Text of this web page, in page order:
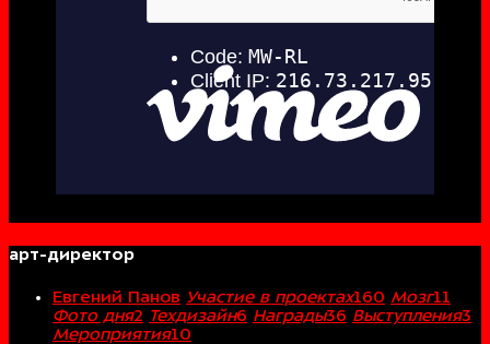
арт-директор
Евгений Панов Участие в проектах160 Мозг11
Фото дня2 Техдизайн6 Награды36 Выступления3
Мероприятия10